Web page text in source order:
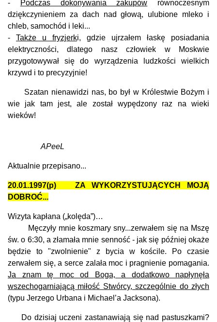
- Podczas dokonywania zakupów równoczesnym
dziękczynieniem za dach nad głową, ulubione mleko i
chleb, samochód i leki...
- Także u fryzjerki, gdzie ujrzałem łaskę posiadania
elektryczności, dlatego nasz człowiek w Moskwie
przygotowywał się do wyrządzenia ludzkości wielkich
krzywd i to precyzyjnie!
Szatan nienawidzi nas, bo był w Królestwie Bożym i
wie jak tam jest, ale został wypędzony raz na wieki
wieków!
APeeL
Aktualnie przepisano...
20.01.1997(p) ZA WYKORZYSTUJĄCYCH MOJĄ
DOBROĆ...
Wizyta kapłana („kolęda”)…
Męczyły mnie koszmary sny...zerwałem się na Mszę
św. o 6:30, a złamała mnie senność - jak się później okaże
będzie to "zwolnienie" z bycia w kościle. Po czasie
zerwałem się, a serce zalała moc i pragnienie pomagania.
Ja znam tę moc od Boga, a dodatkowo napłynęła
wszechogarniającą miłość Stwórcy, szczególnie do złych
(typu Jerzego Urbana i Michael’a Jacksona).
Do dzisiaj uczeni zastanawiają się nad pastuszkami?